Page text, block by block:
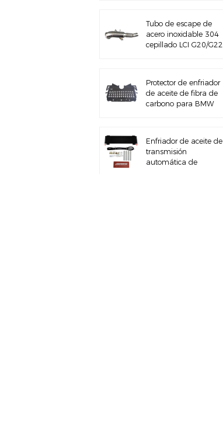
Tubo de escape de
acero inoxidable 304
cepillado LCI G20/G22
Protector de enfriador
de aceite de fibra de
carbono para BMW
Enfriador de aceite de
transmisión
automática de